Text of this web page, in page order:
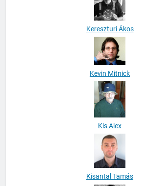
Kereszturi Ákos
Kevin Mitnick
Kis Alex
Kisantal Tamás